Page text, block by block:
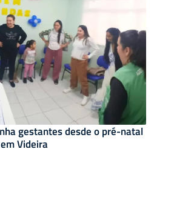
gestantes desde o pré-natal
Videira